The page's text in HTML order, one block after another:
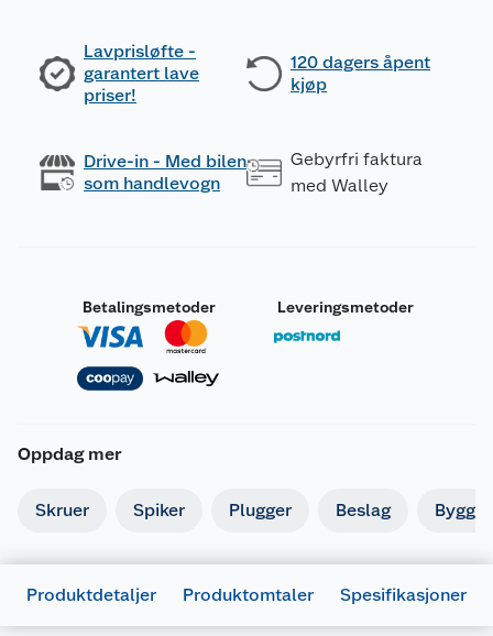
Lavprisløfte -
garantert lave
priser!
120 dagers åpent
kjøp
Drive-in - Med bilen
som handlevogn
Gebyrfri faktura
med Walley
Betalingsmetoder Leveringsmetoder
Oppdag mer
Skruer Spiker Plugger Beslag
Produktdetaljer Produktomtaler Spesifikasjoner